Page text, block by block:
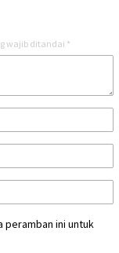
wajib ditandai *
peramban ini untuk